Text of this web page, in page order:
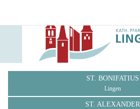
ST. BONIFATIUS
Lingen
ST. ALEXANDER